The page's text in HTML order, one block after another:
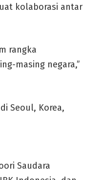
kolaborasi antar
rangka
masing negara,”
Seoul, Korea,
Saudara